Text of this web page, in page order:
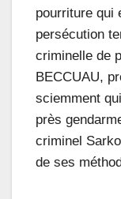
pourriture qui
persécution
criminelle de
BECCUAU,
sciemment
près
criminel
de ses